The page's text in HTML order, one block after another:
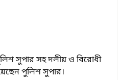
সুপার সহ দলীয় ও বিরোধী
পুলিশ সুপার।